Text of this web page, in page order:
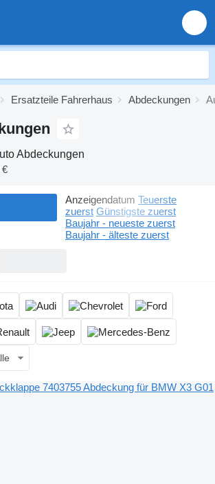
Ersatzteile Fahrerhaus Abdeckungen
Abdeckungen
€
Anzeigendatum Teuerste
zuerst Günstigste zuerst
Baujahr - neueste zuerst
Baujahr - älteste zuerst